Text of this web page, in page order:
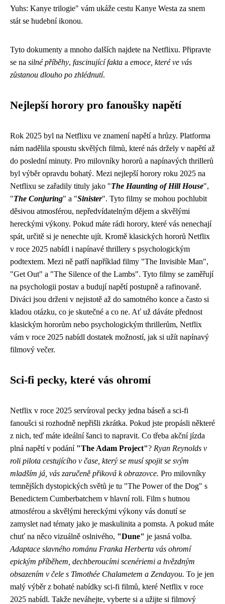
Yuhs: Kanye trilogie" vám ukáže cestu Kanye Westa za snem
stát se hudební ikonou.
Tyto dokumenty a mnoho dalších najdete na Netflixu. Připravte
se na silné příběhy, fascinující fakta a emoce, které ve vás
zůstanou dlouho po zhlédnutí.
Nejlepší horory pro fanoušky napětí
Rok 2025 byl na Netflixu ve znamení napětí a hrůzy. Platforma
nám nadělila spoustu skvělých filmů, které nás držely v napětí až
do poslední minuty. Pro milovníky hororů a napínavých thrillerů
byl výběr opravdu bohatý. Mezi nejlepší horory roku 2025 na
Netflixu se zařadily tituly jako "The Haunting of Hill House",
"The Conjuring" a "Sinister". Tyto filmy se mohou pochlubit
děsivou atmosférou, nepředvídatelným dějem a skvělými
hereckými výkony. Pokud máte rádi horory, které vás nenechají
spát, určitě si je nenechte ujít. Kromě klasických hororů Netflix
v roce 2025 nabídl i napínavé thrillery s psychologickým
podtextem. Mezi ně patří například filmy "The Invisible Man",
"Get Out" a "The Silence of the Lambs". Tyto filmy se zaměřují
na psychologii postav a budují napětí postupně a rafinovaně.
Diváci jsou drženi v nejistotě až do samotného konce a často si
kladou otázku, co je skutečné a co ne. Ať už dáváte přednost
klasickým hororům nebo psychologickým thrillerům, Netflix
vám v roce 2025 nabídl dostatek možností, jak si užít napínavý
filmový večer.
Sci-fi pecky, které vás ohromí
Netflix v roce 2025 servíroval pecky jedna báseň a sci-fi
fanoušci si rozhodně nepřišli zkrátka. Pokud jste propásli některé
z nich, teď máte ideální šanci to napravit. Co třeba akční jízda
plná napětí v podání "The Adam Project"? Ryan Reynolds v
roli pilota cestujícího v čase, který se musí spojit se svým
mladším já, vás zaručeně přiková k obrazovce. Pro milovníky
temnějších dystopických světů je tu "The Power of the Dog" s
Benedictem Cumberbatchem v hlavní roli. Film s hutnou
atmosférou a skvělými hereckými výkony vás donutí se
zamyslet nad tématy jako je maskulinita a pomsta. A pokud máte
chuť na něco vizuálně oslnivého, "Dune" je jasná volba.
Adaptace slavného románu Franka Herberta vás ohromí
epickým příběhem, dechberoucími scenériemi a hvězdným
obsazením v čele s Timothée Chalametem a Zendayou. To je jen
malý výběr z bohaté nabídky sci-fi filmů, které Netflix v roce
2025 nabídl. Takže neváhejte, vyberte si a užijte si filmový